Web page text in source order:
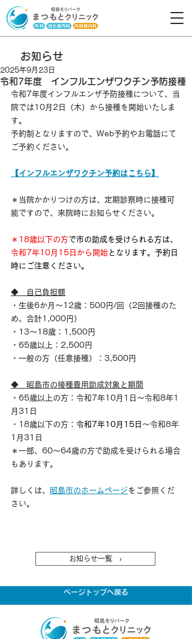
お知らせ
令和7年度 インフルエンザワクチン予防接種
2025年9月23日
令和7年度インフルエンザ予防接種について、当
院では10月2日（木）から接種を開始いたしま
す。
予約制となりますので、Web予約やお電話にて
ご予約ください。
【インフルエンザワクチン予約はこちら】
＊当院かかりつけの方は、定期診察時に接種可
能ですので、来院時にお知らせください。
＊18歳以下の方で市の助成を受けられる方は、
令和7年10月15日から開始となります。予約日
時にご注意ください。
◆　自己負担額
・生後6か月～12歳：500円/回（2回接種のた
め、合計1,000円）
・13～18歳：1,500円
・65歳以上：2,500円
・一般の方（任意接種）：3,500円
◆　昭島市の接種費用助成対象と期間
・65歳以上の方：令和7年10月1日～令和8年1
月31日
・18歳以下の方： 令和7年10月15日 ～令和8年
1月31日
＊一部、60～64歳の方で助成を受けられる場合
もあります。
詳しくは、 昭島市のホームページをご参照くだ
さい。
お知らせ一覧 ›
ページトップへ戻る